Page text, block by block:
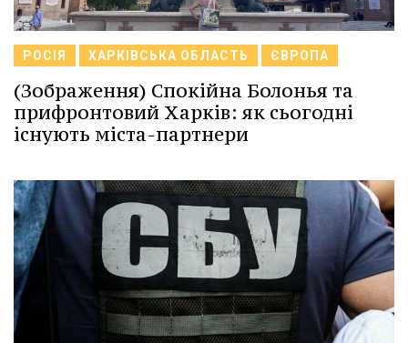
РОСІЯ ХАРКІВСЬКА ОБЛАСТЬ ЄВРОПА
(Зображення) Спокійна Болонья та
прифронтовий Харків: як сьогодні
існують міста-партнери